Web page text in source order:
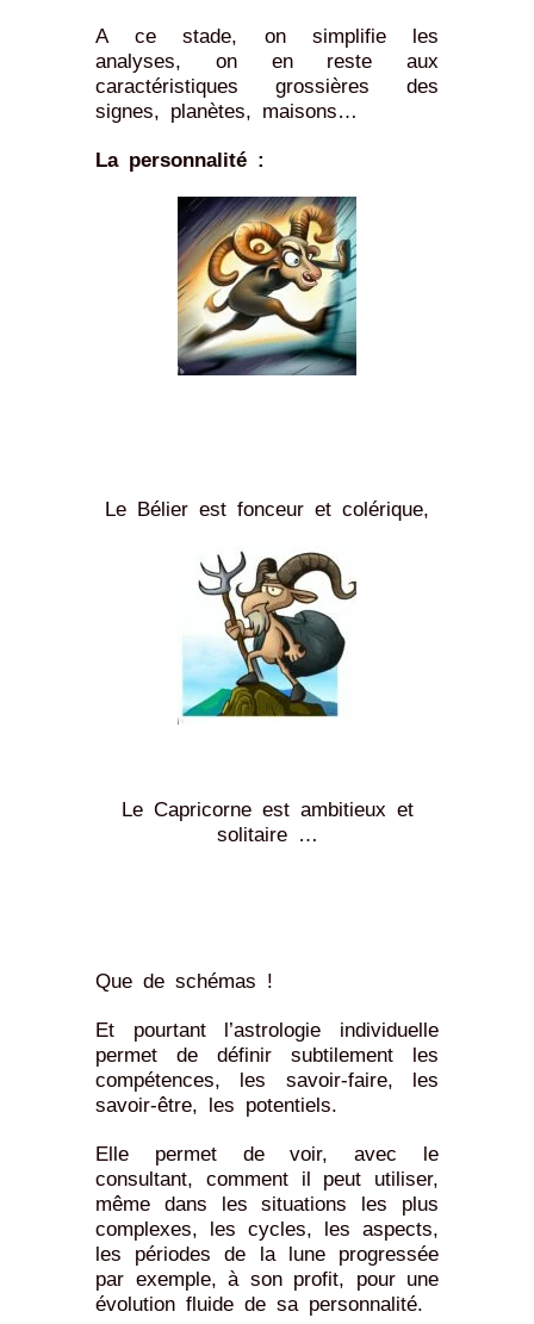
A ce stade, on simplifie les
analyses, on en reste aux
caractéristiques grossières des
signes, planètes, maisons…
La personnalité :
Le Bélier est fonceur et colérique,
Le Capricorne est ambitieux et
solitaire …
Que de schémas !
Et pourtant l’astrologie individuelle
permet de définir subtilement les
compétences, les savoir-faire, les
savoir-être, les potentiels.
Elle permet de voir, avec le
consultant, comment il peut utiliser,
même dans les situations les plus
complexes, les cycles, les aspects,
les périodes de la lune progressée
par exemple, à son profit, pour une
évolution fluide de sa personnalité.